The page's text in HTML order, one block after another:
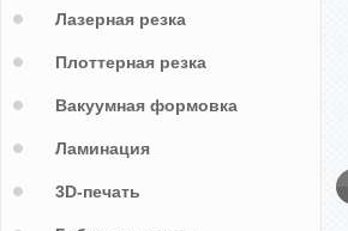
Лазерная резка
Плоттерная резка
Вакуумная формовка
Ламинация
3D-печать